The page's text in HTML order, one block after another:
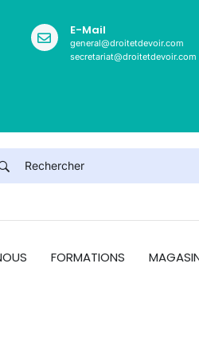
E-Mail
general@droitetdevoir.com
secretariat@droitetdevoir.com
FORMATIONS